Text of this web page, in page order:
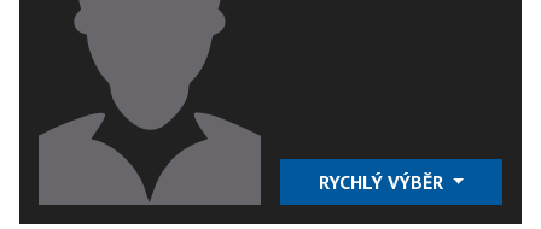
RYCHLÝ VÝBĚR